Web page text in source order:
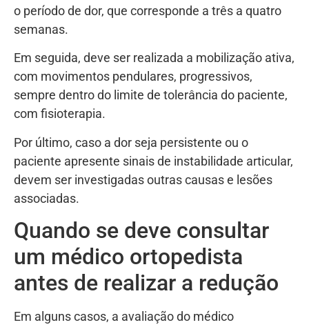
o período de dor, que corresponde a três a quatro
semanas.
Em seguida, deve ser realizada a mobilização ativa,
com movimentos pendulares, progressivos,
sempre dentro do limite de tolerância do paciente,
com fisioterapia.
Por último, caso a dor seja persistente ou o
paciente apresente sinais de instabilidade articular,
devem ser investigadas outras causas e lesões
associadas.
Quando se deve consultar
um médico ortopedista
antes de realizar a redução
Em alguns casos, a avaliação do médico